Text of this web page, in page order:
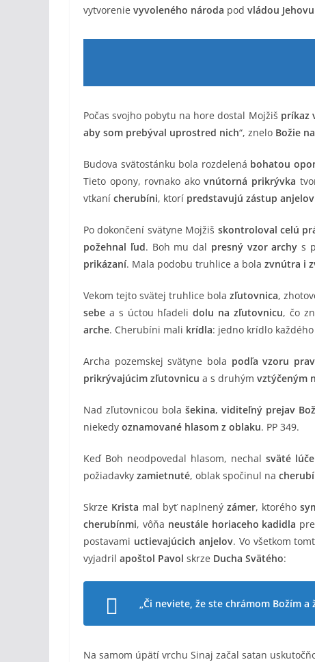
vytvorenie vyvoleného národa pod vládou
Počas svojho pobytu na hore dostal Mojžiš príkaz
aby som prebýval uprostred nich“, znelo Božie
Budova svätostánku bola rozdelená bohatou
Tieto opony, rovnako akovnútorná prikrývka
vtkaní cherubíni, ktorí predstavujú zástup anjelov
Po dokončení svätyne Mojžiš skontroloval celú
požehnal ľud. Boh mu dal presný vzor archy s
prikázaní. Mala podobu truhlice a bola zvnútra i
Vekom tejto svätej truhlice bolazľutovnica,
sebe a s úctou hľadelidolu na zľutovnicu, čo
arche. Cherubíni mali krídla: jedno krídlo
Archa pozemskej svätyne bola podľa vzoru
prikrývajúcim zľutovnicu a s druhým vztýčeným
Nad zľutovnicou bola šekina, viditeľný prejav
niekedy oznamované hlasom z oblaku. PP 349.
Keď Boh neodpovedal hlasom, nechalsväté
požiadavky zamietnuté, oblak spočinul na
Skrze Krista mal byť naplnený zámer, ktorého
cherubínmi, vôňa neustále horiaceho kadidla
postavami uctievajúcich anjelov. Vo všetkom
vyjadril apoštol Pavol skrze Ducha Svätého:
„Či neviete, že ste chrámom Božím a
Na samom úpätí vrchu Sinaj začal satan